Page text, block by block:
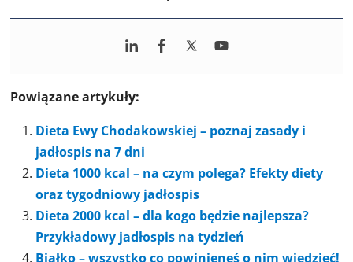
Powiązane artykuły:
Dieta Ewy Chodakowskiej – poznaj zasady i
jadłospis na 7 dni
Dieta 1000 kcal – na czym polega? Efekty diety
oraz tygodniowy jadłospis
Dieta 2000 kcal – dla kogo będzie najlepsza?
Przykładowy jadłospis na tydzień
Białko – wszystko co powinieneś o nim wiedzieć!